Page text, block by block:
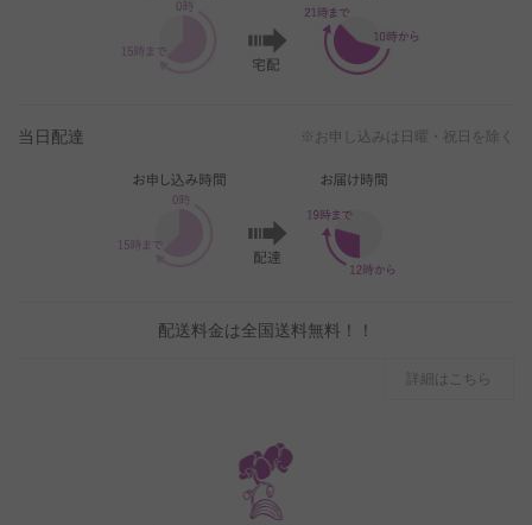
当日配達 ※お申し込みは日曜・祝日を除く
配送料金は全国送料無料！！
詳細はこちら